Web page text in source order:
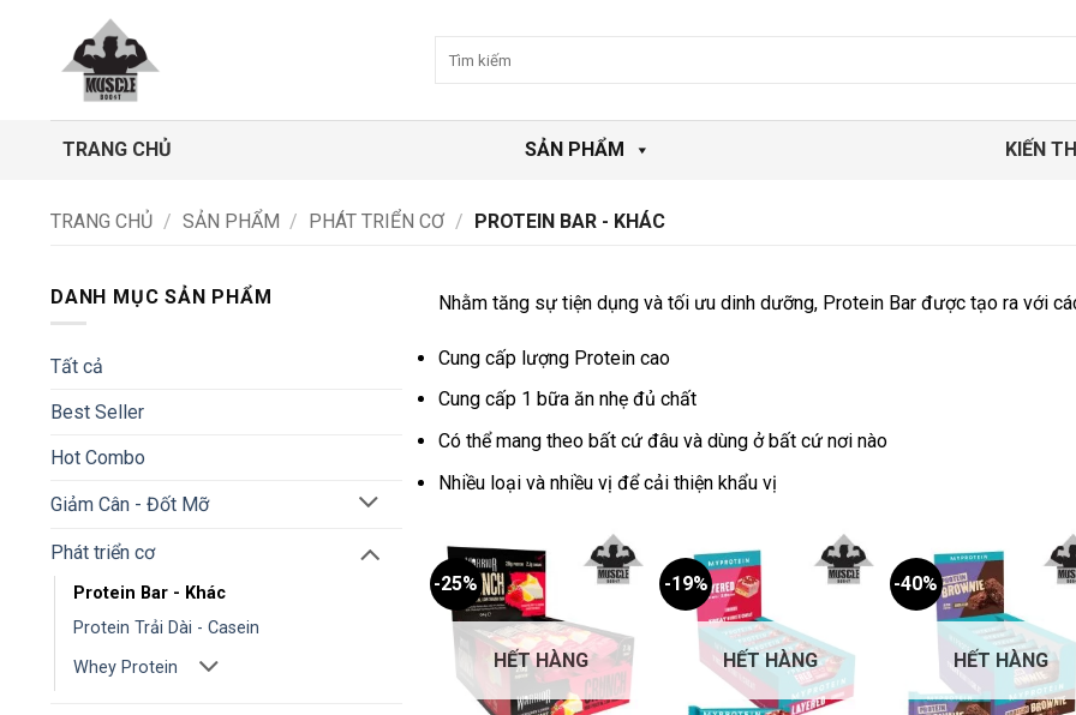
kiếm:
TRANG CHỦ SẢN PHẨM KIẾN
TRANG CHỦ / SẢN PHẨM / PHÁT TRIỂN CƠ / PROTEIN BAR - KHÁC
DANH MỤC SẢN PHẨM
Tất cả
Best Seller
Hot Combo
Giảm Cân - Đốt Mỡ
Phát triển cơ
Protein Bar - Khác
Protein Trải Dài - Casein
Whey Protein
Nhằm tăng sự tiện dụng và tối ưu dinh dưỡng, Protein Bar được tạo ra với
Cung cấp lượng Protein cao
Cung cấp 1 bữa ăn nhẹ đủ chất
Có thể mang theo bất cứ đâu và dùng ở bất cứ nơi nào
Nhiều loại và nhiều vị để cải thiện khẩu vị
-25%
HẾT HÀNG
-19%
HẾT HÀNG
-40%
HẾT HÀNG